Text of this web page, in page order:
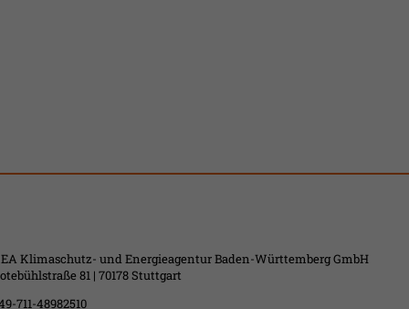
Klimaschutz- und Energieagentur Baden-Württemberg GmbH
81 | 70178 Stuttgart
711-48982510